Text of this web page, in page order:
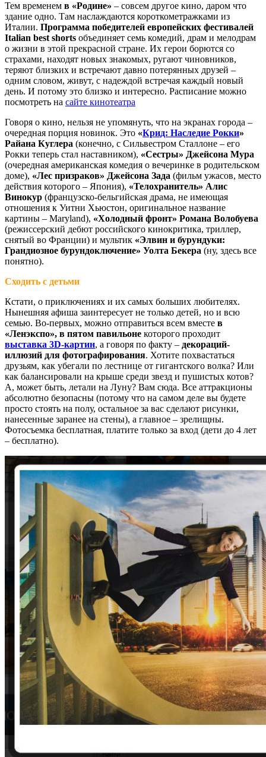
Тем временем в «Родине» – совсем другое кино, даром что
здание одно. Там наслаждаются короткометражками из
Италии. Программа победителей европейских фестивалей
Italian best shorts объединяет семь комедий, драм и мелодрам
о жизни в этой прекрасной стране. Их герои борются со
страхами, находят новых знакомых, ругают чиновников,
теряют близких и встречают давно потерянных друзей –
одним словом, живут, с надеждой встречая каждый новый
день. И потому это близко и интересно. Расписание можно
посмотреть на сайте кинотеатра
Говоря о кино, нельзя не упомянуть, что на экранах города –
очередная порция новинок. Это «Крид: Наследие Рокки»
Райана Куглера (конечно, с Сильвестром Сталлоне – его
Рокки теперь стал наставником), «Сестры» Джейсона Мура
(очередная американская комедия о вечеринке в родительском
доме), «Лес призраков» Джейсона Зада (фильм ужасов, место
действия которого – Япония), «Телохранитель» Алис
Винокур (французско-бельгийская драма, не имеющая
отношения к Уитни Хьюстон, оригинальное название
картины – Maryland), «Холодный фронт» Романа Волобуева
(режиссерский дебют российского кинокритика, триллер,
снятый во Франции) и мультик «Элвин и бурундуки:
Грандиозное бурундоключение» Уолта Бекера (ну, здесь все
понятно).
Сходить с детьми
Кстати, о приключениях и их самых больших любителях.
Нынешняя афиша заинтересует не только детей, но и всю
семью. Во-первых, можно отправиться всем вместе в
«Ленэкспо», в пятом павильоне которого проходит
выставка 3D-картин, а говоря по факту – декораций-
иллюзий для фотографирования. Хотите похвастаться
друзьям, как убегали по лестнице от гигантского волка? Или
как балансировали на крыше среди звезд и пушистых котов?
А, может быть, летали на Луну? Вам сюда. Все аттракционы
абсолютно безопасны (потому что на самом деле вы будете
просто стоять на полу, остальное за вас сделают рисунки,
нанесенные заранее на стены), а главное – зрелищны.
Фотосъемка бесплатная, платите только за вход (дети до 4 лет
– бесплатно).